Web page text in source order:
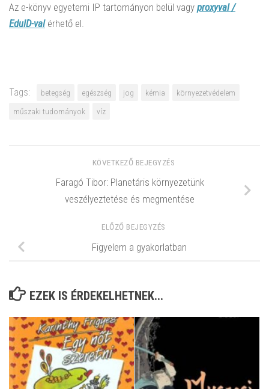
Az e-könyv egyetemi IP tartományon belül vagy proxyval /
EduID-valérhető el.
Tags: betegség egészség jog kémia
környezetvédelem
műszaki tudományok
víz
KÖVETKEZŐ BEJEGYZÉS
Faragó Tibor: Planetáris környezetünk
veszélyeztetése és megmentése
ELŐZŐ BEJEGYZÉS
Figyelem a gyakorlatban
EZEK IS ÉRDEKELHETNEK...